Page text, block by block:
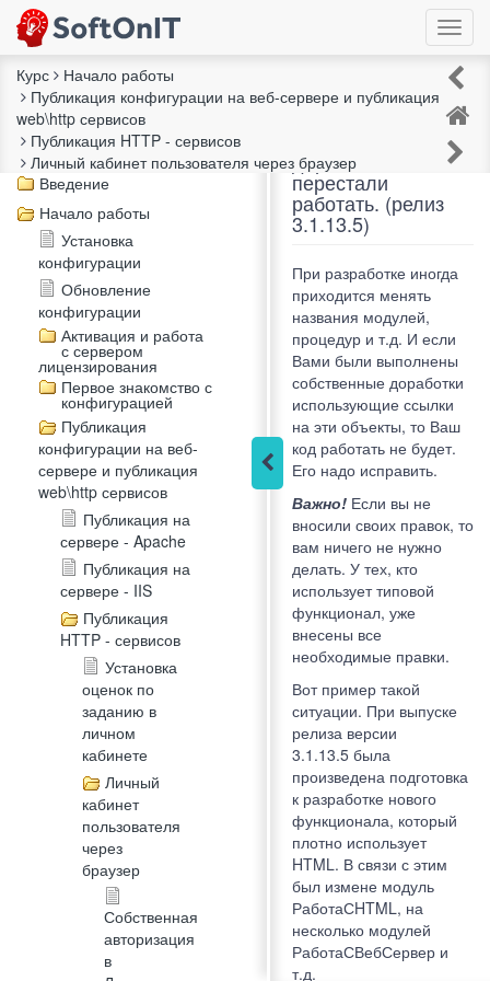
Курс
Начало работы
Публикация конфигурации на веб-сервере и публикация
web\http сервисов
Публикация HTTP - сервисов
Личный кабинет пользователя через браузер
Описание курса
Чек-лист "Внедрение"
Введение
Начало работы
Установка
конфигурации
Обновление
конфигурации
Активация и работа
с сервером
лицензирования
Первое знакомство с
конфигурацией
Публикация
конфигурации на веб-
сервере и публикация
web\http сервисов
Публикация на
сервере - Apache
Публикация на
сервере - IIS
Публикация
HTTP - сервисов
Установка
оценок по
заданию в
личном
кабинете
Личный
кабинет
пользователя
через
браузер
Собственная
авторизация
в
доработки
перестали
работать. (релиз
3.1.13.5)
При разработке иногда
приходится менять
названия модулей,
процедур и т.д. И если
Вами были выполнены
собственные доработки
использующие ссылки
на эти объекты, то Ваш
код работать не будет.
Его надо исправить.
Важно! Если вы не
вносили своих правок, то
вам ничего не нужно
делать. У тех, кто
использует типовой
функционал, уже
внесены все
необходимые правки.
Вот пример такой
ситуации. При выпуске
релиза версии
3.1.13.5 была
произведена подготовка
к разработке нового
функционала, который
плотно использует
HTML. В связи с этим
был измене модуль
РаботаСHTML, на
несколько модулей
РаботаСВебСервер и
т.д.